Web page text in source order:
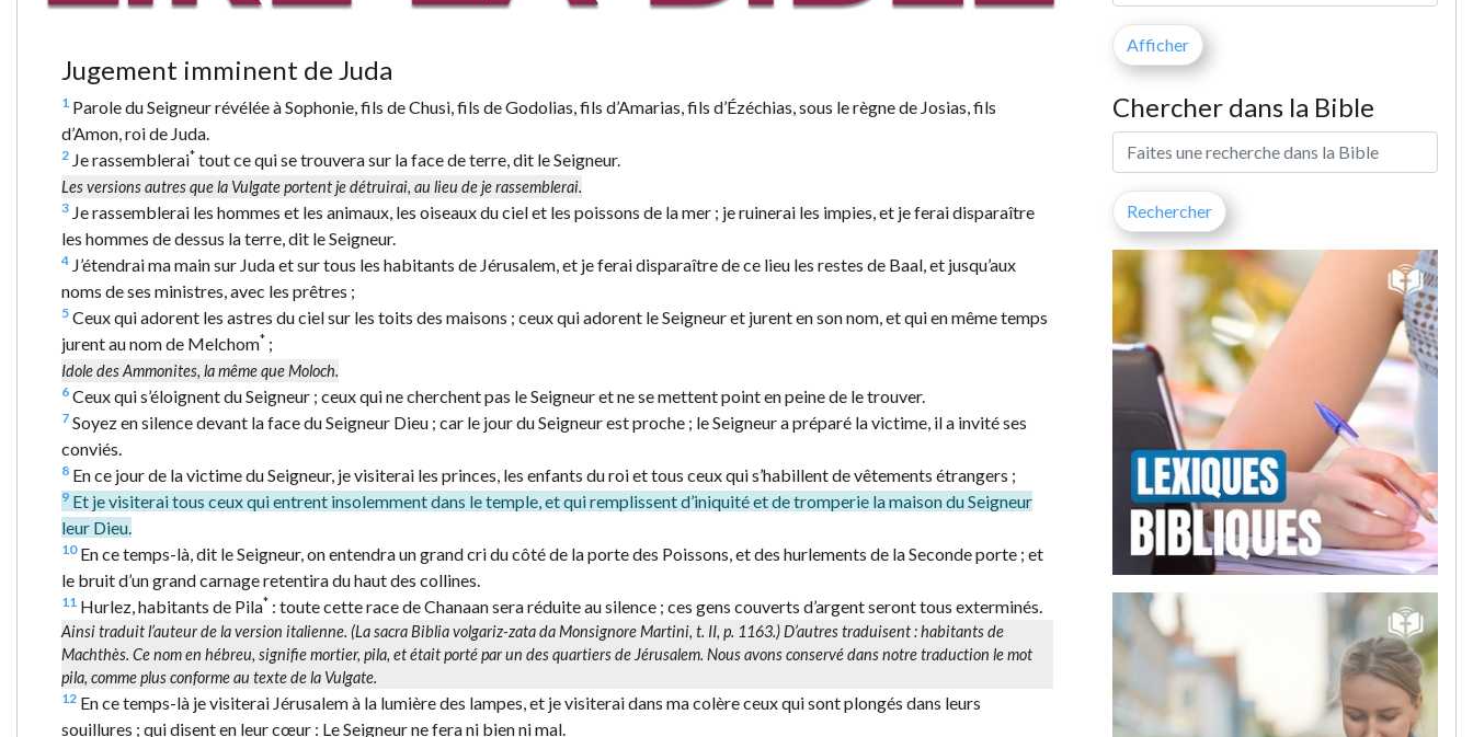
Jugement imminent de Juda
1 Parole du Seigneur révélée à Sophonie, fils de Chusi, fils de Godolias, fils d’Amarias, fils d’Ézéchias, sous le règne de Josias, fils
d’Amon, roi de Juda.
2 Je rassemblerai* tout ce qui se trouvera sur la face de terre, dit le Seigneur.
Les versions autres que la Vulgate portentje détruirai, au lieu deje rassemblerai.
3 Je rassemblerai les hommes et les animaux, les oiseaux du ciel et les poissons de la mer ; je ruinerai les impies, et je ferai disparaître
les hommes de dessus la terre, dit le Seigneur.
4 J’étendrai ma main sur Juda et sur tous les habitants de Jérusalem, et je ferai disparaître de ce lieu les restes de Baal, et jusqu’aux
noms de ses ministres, avec les prêtres ;
5 Ceux qui adorent les astres du ciel sur les toits des maisons ; ceux qui adorent le Seigneur et jurent en son nom, et qui en même temps
jurent au nom de Melchom* ;
Idole des Ammonites, la même que Moloch.
6 Ceux qui s’éloignent du Seigneur ; ceux qui ne cherchent pas le Seigneur et ne se mettent point en peine de le trouver.
7 Soyez en silence devant la face du Seigneur Dieu ; car le jour du Seigneur est proche ; le Seigneur a préparé la victime, il a invité ses
conviés.
8 En ce jour de la victime du Seigneur, je visiterai les princes, les enfants du roi et tous ceux qui s’habillent de vêtements étrangers ;
9 Et je visiterai tous ceux qui entrent insolemment dans le temple, et qui remplissent d’iniquité et de tromperie la maison du Seigneur
leur Dieu.
10En ce temps-là, dit le Seigneur, on entendra un grand cri du côté de la porte des Poissons, et des hurlements de la Seconde porte ; et
le bruit d’un grand carnage retentira du haut des collines.
11 Hurlez, habitants de Pila* : toute cette race de Chanaan sera réduite au silence ; ces gens couverts d’argent seront tous exterminés.
Ainsi traduit l’auteur de la version italienne. (La sacra Biblia volgariz-zata da Monsignore Martini, t. II, p. 1163.) D’autres traduisent : habitants de
Machthès. Ce nom en hébreu, signifiemortier, pila, et était porté par un des quartiers de Jérusalem. Nous avons conservé dans notre traduction le mot
pila, comme plus conforme au texte de la Vulgate.
12 En ce temps-là je visiterai Jérusalem à la lumière des lampes, et je visiterai dans ma colère ceux qui sont plongés dans leurs
souillures ; qui disent en leur cœur : Le Seigneur ne fera ni bien ni mal.
Chercher dans la Bible